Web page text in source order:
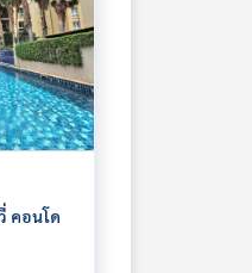
คอนโด